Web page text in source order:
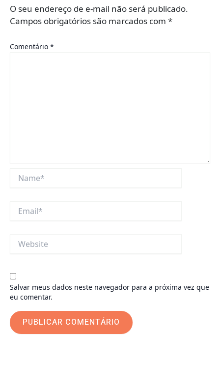
O seu endereço de e-mail não será publicado.
Campos obrigatórios são marcados com *
Comentário *
Salvar meus dados neste navegador para a próxima vez que
eu comentar.